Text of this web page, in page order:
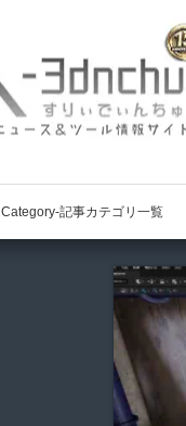
Category-記事カテゴリ一覧